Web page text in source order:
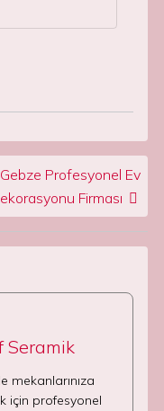
Gebze Profesyonel Ev
Firması
Seramik
mekanlarınıza
için profesyonel